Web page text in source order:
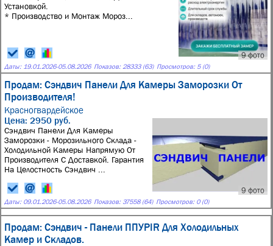
9 фото
Установкой.
* Производство и Монтаж Мороз...
Даты: 19.01.2026-05.08.2026 Показов: 28333 (63) Просмотров: 5 (0)
Продам: Сэндвич Панели Для Камеры Заморозки От
Производителя!
Красногвардейское
9 фото
Цена: 2950 руб.
Сэндвич Панели Для Камеры
Заморозки - Морозильного Склада -
Холодильной Камеры Напрямую От
Производителя С Доставкой. Гарантия
На Целостность Сэндвич ...
Даты: 09.01.2026-05.08.2026 Показов: 37558 (64) Просмотров: 0 (0)
Продам: Сэндвич - Панели ППУPIR Для Холодильных
Камер и Складов.